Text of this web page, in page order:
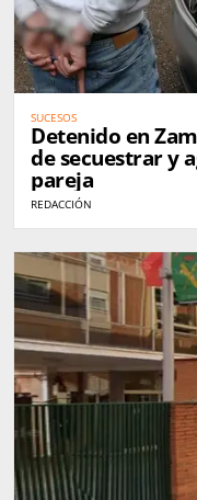
SUCESOS
Detenido en
de secuestrar y
pareja
REDACCIÓN